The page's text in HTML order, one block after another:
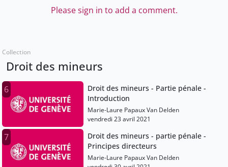
Please sign in to add a comment.
Collection
Droit des mineurs
6
Droit des mineurs - Partie pénale -
Introduction
Marie-Laure Papaux Van Delden
vendredi 23 avril 2021
7
Droit des mineurs - partie pénale -
Principes directeurs
Marie-Laure Papaux Van Delden